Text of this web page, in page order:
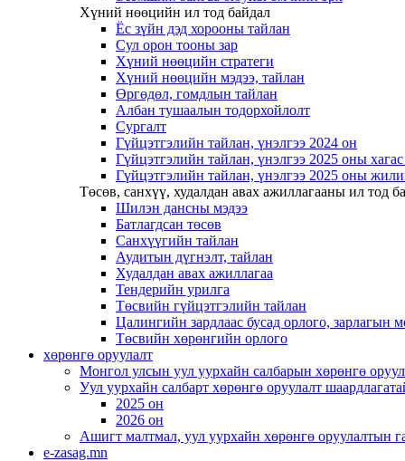
Хүний нөөцийн ил тод байдал
Ёс зүйн дэд хорооны тайлан
Сул орон тооны зар
Хүний нөөцийн стратеги
Хүний нөөцийн мэдээ, тайлан
Өргөдөл, гомдлын тайлан
Албан тушаалын тодорхойлолт
Сургалт
Гүйцэтгэлийн тайлан, үнэлгээ 2024 он
Гүйцэтгэлийн тайлан, үнэлгээ 2025 оны
Гүйцэтгэлийн тайлан, үнэлгээ 2025 оны
Төсөв, санхүү, худалдан авах ажиллагааны ил тод
Шилэн дансны мэдээ
Батлагдсан төсөв
Санхүүгийн тайлан
Аудитын дүгнэлт, тайлан
Худалдан авах ажиллагаа
Тендерийн урилга
Төсвийн гүйцэтгэлийн тайлан
Цалингийн зардлаас бусад орлого, зарлагын
Төсвийн хөрөнгийн орлого
хөрөнгө оруулалт
Монгол улсын уул уурхайн салбарын хөрөнгө
Уул уурхайн салбарт хөрөнгө оруулалт
2025 он
2026 он
Ашигт малтмал, уул уурхайн хөрөнгө оруулалтын
e-zasag.mn